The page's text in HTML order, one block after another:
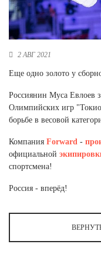
Новосибирская область (3)
Омская область (5)
Республика Башкортостан (3)
Республика Татарстан (2)
Ростовская область (2)
Самарская область (1)
Санкт-Петербург и ЛО (3)
Саратовская область (1)
Свердловская область (5)
Северная Осетия (2)
Ставропольский край (5)
Тюменская область (3)
2 АВГ 2021
Еще одно золото у
Россиянин Муса Евлоев
Олимпийских игр "Токио
борьбе в весовой
Компания Forward -
официальной
спортсмена!
Россия - вперёд!